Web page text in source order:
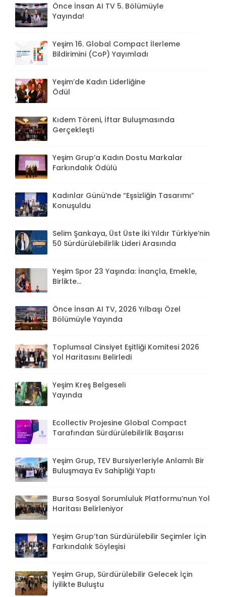
Önce İnsan AI TV 5. Bölümüyle
Yayında!
Yeşim 16. Global Compact İlerleme
Bildirimini (CoP) Yayımladı
Yeşim’de Kadın Liderliğine
Ödül
Kıdem Töreni, İftar Buluşmasında
Gerçekleşti
Yeşim Grup’a Kadın Dostu Markalar
Farkındalık Ödülü
Kadınlar Günü’nde “Eşsizliğin Tasarımı”
Konuşuldu
Selim Şankaya, Üst Üste İki Yıldır Türkiye’nin
50 Sürdürülebilirlik Lideri Arasında
Yeşim Spor 23 Yaşında: İnançla, Emekle,
Birlikte...
Önce İnsan AI TV, 2026 Yılbaşı Özel
Bölümüyle Yayında
Toplumsal Cinsiyet Eşitliği Komitesi 2026
Yol Haritasını Belirledi
Yeşim Kreş Belgeseli
Yayında
Ecollectiv Projesine Global Compact
Tarafından Sürdürülebilirlik Başarısı
Yeşim Grup, TEV Bursiyerleriyle Anlamlı Bir
Buluşmaya Ev Sahipliği Yaptı
Bursa Sosyal Sorumluluk Platformu’nun Yol
Haritası Belirleniyor
Yeşim Grup’tan Sürdürülebilir Seçimler İçin
Farkındalık Söyleşisi
Yeşim Grup, Sürdürülebilir Gelecek İçin
İyilikte Buluştu